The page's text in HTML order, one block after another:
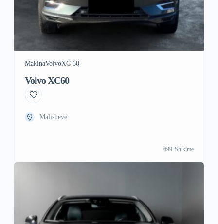
MakinaVolvoXC 60
Volvo XC60
Malishevë
699 Shikime